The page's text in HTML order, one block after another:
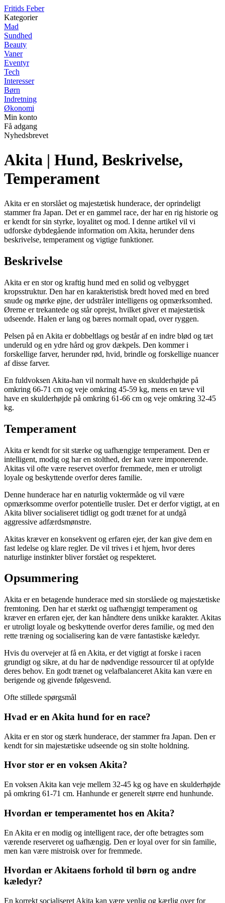
Fritids Feber
Kategorier
Mad
Sundhed
Beauty
Vaner
Eventyr
Tech
Interesser
Børn
Indretning
Økonomi
Min konto
Få adgang
Nyhedsbrevet
Akita | Hund, Beskrivelse,
Temperament
Akita er en storslået og majestætisk hunderace, der oprindeligt
stammer fra Japan. Det er en gammel race, der har en rig historie og
er kendt for sin styrke, loyalitet og mod. I denne artikel vil vi
udforske dybdegående information om Akita, herunder dens
beskrivelse, temperament og vigtige funktioner.
Beskrivelse
Akita er en stor og kraftig hund med en solid og velbygget
kropsstruktur. Den har en karakteristisk bredt hoved med en bred
snude og mørke øjne, der udstråler intelligens og opmærksomhed.
Ørerne er trekantede og står oprejst, hvilket giver et majestætisk
udseende. Halen er lang og bæres normalt opad, over ryggen.
Pelsen på en Akita er dobbeltlags og består af en indre blød og tæt
underuld og en ydre hård og grov dækpels. Den kommer i
forskellige farver, herunder rød, hvid, brindle og forskellige nuancer
af disse farver.
En fuldvoksen Akita-han vil normalt have en skulderhøjde på
omkring 66-71 cm og veje omkring 45-59 kg, mens en tæve vil
have en skulderhøjde på omkring 61-66 cm og veje omkring 32-45
kg.
Temperament
Akita er kendt for sit stærke og uafhængige temperament. Den er
intelligent, modig og har en stolthed, der kan være imponerende.
Akitas vil ofte være reservet overfor fremmede, men er utroligt
loyale og beskyttende overfor deres familie.
Denne hunderace har en naturlig voktermåde og vil være
opmærksomme overfor potentielle trusler. Det er derfor vigtigt, at en
Akita bliver socialiseret tidligt og godt trænet for at undgå
aggressive adfærdsmønstre.
Akitas kræver en konsekvent og erfaren ejer, der kan give dem en
fast ledelse og klare regler. De vil trives i et hjem, hvor deres
naturlige instinkter bliver forstået og respekteret.
Opsummering
Akita er en betagende hunderace med sin storslåede og majestætiske
fremtoning. Den har et stærkt og uafhængigt temperament og
kræver en erfaren ejer, der kan håndtere dens unikke karakter. Akitas
er utroligt loyale og beskyttende overfor deres familie, og med den
rette træning og socialisering kan de være fantastiske kæledyr.
Hvis du overvejer at få en Akita, er det vigtigt at forske i racen
grundigt og sikre, at du har de nødvendige ressourcer til at opfylde
deres behov. En godt trænet og velafbalanceret Akita kan være en
berigende og givende følgesvend.
Ofte stillede spørgsmål
Hvad er en Akita hund for en race?
Akita er en stor og stærk hunderace, der stammer fra Japan. Den er
kendt for sin majestætiske udseende og sin stolte holdning.
Hvor stor er en voksen Akita?
En voksen Akita kan veje mellem 32-45 kg og have en skulderhøjde
på omkring 61-71 cm. Hanhunde er generelt større end hunhunde.
Hvordan er temperamentet hos en Akita?
En Akita er en modig og intelligent race, der ofte betragtes som
værende reserveret og uafhængig. Den er loyal over for sin familie,
men kan være mistroisk over for fremmede.
Hvordan er Akitaens forhold til børn og andre
kæledyr?
En korrekt socialiseret Akita kan være venlig og kærlig over for